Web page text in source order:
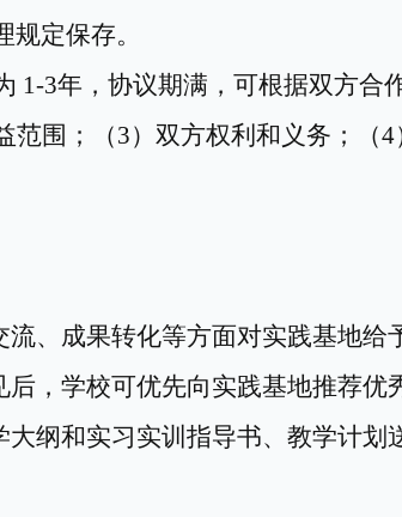
规定保存。
1-3年，协议期满，可根据双方合
范围 ； （3）双方权利和义务；（4
、成果转化等方面对实践基地给
，学校可优先向实践基地推荐优
大纲和实习实训 指导书、教学计划